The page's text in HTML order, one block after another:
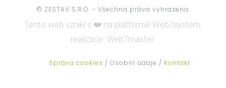
© ZESTAV S.R.O. - Všechna práva vyhrazena.
Tento web vznikl s ❤️ na platformě Web7system,
realizace: Web7master.
Správa cookies / Osobní údaje / Kontakt